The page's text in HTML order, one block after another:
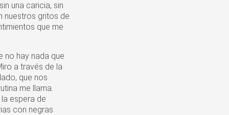
una caricia, sin
nuestros gritos de
que me
no hay nada que
a través de la
que nos
me llama.
espera de
con negras